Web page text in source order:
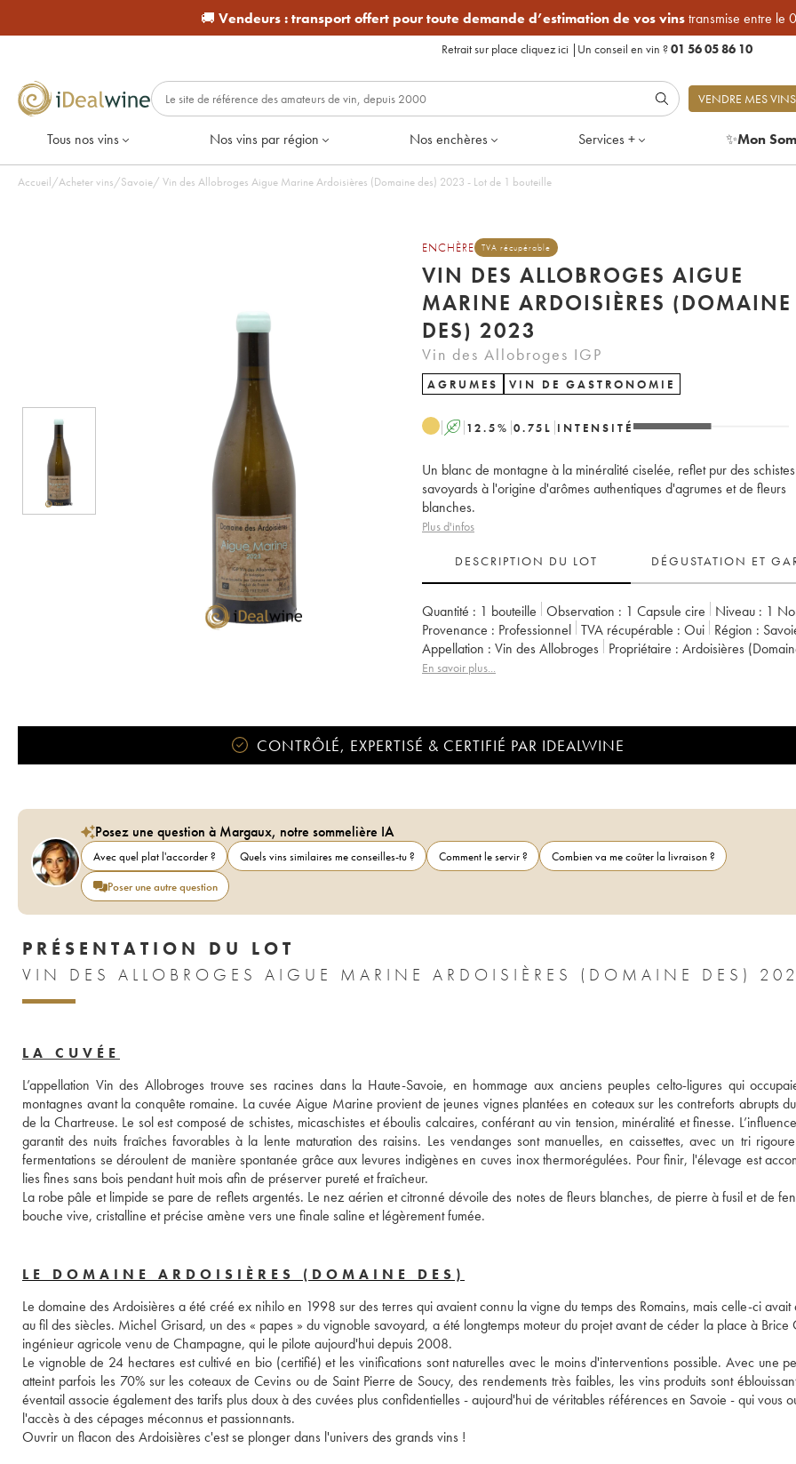
🚚 Vendeurs :transport offert pour toute demande d’estimation de vos vinstransmise entre le
Retrait sur place cliquez ici | Un conseil en vin ?01 56 05 86 10
VENDRE MES VINS
Tous nos vins Nos vins par région Nos enchères Services + ✨Mon
Accueil/Acheter vins/Savoie/ Vin des Allobroges Aigue Marine Ardoisières (Domaine des) 2023 - Lot de 1 bouteille
ENCHÈRE TVA récupérable
VIN DES ALLOBROGES AIGUE
MARINE ARDOISIÈRES (DOMAINE
DES) 2023
Vin des Allobroges IGP
AGRUMES VIN DE GASTRONOMIE
A 12.5% 0.75 L INTENSITÉ
Un blanc de montagne à la minéralité ciselée, reflet pur des schistes
savoyards à l'origine d'arômes authentiques d'agrumes et de fleurs
blanches.
Plus d'infos
DESCRIPTION DU LOT DÉGUSTATION ET
Quantité : 1 bouteille Observation : 1 Capsule cire Niveau : 1
Provenance :
professionnel TVA récupérable : oui Région :
Appellation :
Vin des Allobroges Propriétaire : Ardoisières
En savoir plus...
CONTRÔLÉ, EXPERTISÉ & CERTIFIÉ PAR IDEALWINE
Posez une question à Margaux, notre sommelière IA
Avec quel plat l'accorder ? Quels vins similaires me conseilles-tu ? Comment le servir ?
Combien va me coûter la livraison ?
Poser une autre question
PRÉSENTATION DU LOT
VIN DES ALLOBROGES AIGUE MARINE ARDOISIÈRES (DOMAINE DES)
LA CUVÉE
L’appellation Vin des Allobroges trouve ses racines dans la Haute-Savoie, en hommage aux anciens peuples celto-ligures qui
montagnes avant la conquête romaine. La cuvée Aigue Marine provient de jeunes vignes plantées en coteaux sur les contreforts abrupts
de la Chartreuse. Le sol est composé de schistes, micaschistes et éboulis calcaires, conférant au vin tension, minéralité et finesse.
garantit des nuits fraîches favorables à la lente maturation des raisins. Les vendanges sont manuelles, en caissettes, avec un tri
fermentations se déroulent de manière spontanée grâce aux levures indigènes en cuves inox thermorégulées. Pour finir, l'élevage est
lies fines sans bois pendant huit mois afin de préserver pureté et fraîcheur.
La robe pâle et limpide se pare de reflets argentés. Le nez aérien et citronné dévoile des notes de fleurs blanches, de pierre à fusil et de
bouche vive, cristalline et précise amène vers une finale saline et légèrement fumée.
LE DOMAINE ARDOISIÈRES (DOMAINE DES)
Le domaine des Ardoisières a été créé ex nihilo en 1998 sur des terres qui avaient connu la vigne du temps des Romains, mais celle-ci avait
au fil des siècles. Michel Grisard, un des « papes » du vignoble savoyard, a été longtemps moteur du projet avant de céder la place à Brice
ingénieur agricole venu de Champagne, qui le pilote aujourd'hui depuis 2008.
Le vignoble de 24 hectares est cultivé en bio (certifié) et les vinifications sont naturelles avec le moins d'interventions possible. Avec une
atteint parfois les 70% sur les coteaux de Cevins ou de Saint Pierre de Soucy, des rendements très faibles, les vins produits sont
éventail associe également des tarifs plus doux à des cuvées plus confidentielles - aujourd'hui de véritables références en Savoie - qui vous
l'accès à des cépages méconnus et passionnants.
Ouvrir un flacon des Ardoisières c'est se plonger dans l'univers des grands vins !